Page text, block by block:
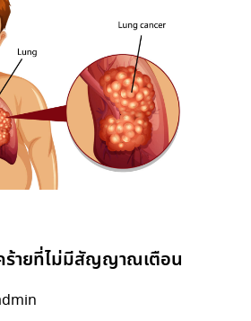
ร้ายที่ไม่มีสัญญาณเตือน